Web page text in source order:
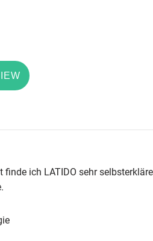
ich LATIDO sehr